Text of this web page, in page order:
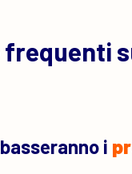
frequenti
i